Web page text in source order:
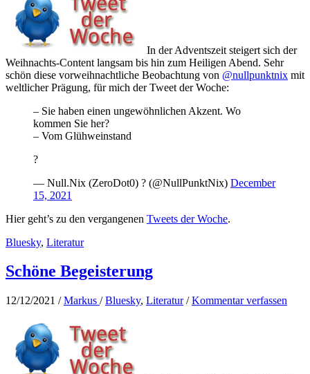
In der Adventszeit steigert sich der
Weihnachts-Content langsam bis hin zum Heiligen Abend. Sehr
schön diese vorweihnachtliche Beobachtung von @nullpunktnix mit
weltlicher Prägung, für mich der Tweet der Woche:
– Sie haben einen ungewöhnlichen Akzent. Wo
kommen Sie her?
– Vom Glühweinstand
?
— Null.Nix (ZeroDot0) ? (@NullPunktNix) December
15, 2021
Hier geht’s zu den vergangenen Tweets der Woche.
Bluesky, Literatur
Schöne Begeisterung
12/12/2021 /Markus /Bluesky, Literatur/Kommentar verfassen